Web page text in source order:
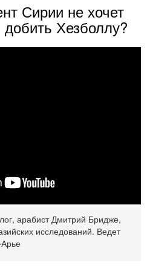
Сирии не хочет
Хезболлу?
арабист Дмитрий Бридже,
исследований. Ведет